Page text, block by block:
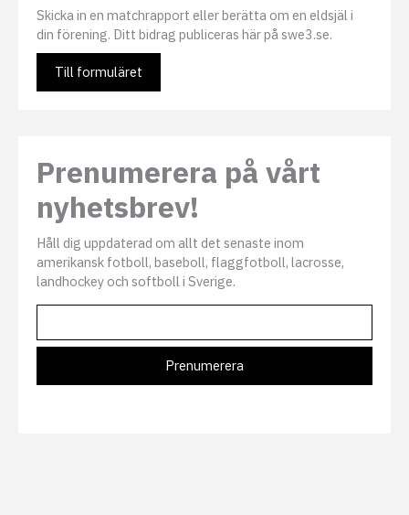
Skicka in en matchrapport eller berätta om en eldsjäl i
din förening. Ditt bidrag publiceras här på swe3.se.
Till formuläret
Prenumerera på vårt
nyhetsbrev!
Håll dig uppdaterad om allt det senaste inom
amerikansk fotboll, baseboll, flaggfotboll, lacrosse,
landhockey och softboll i Sverige.